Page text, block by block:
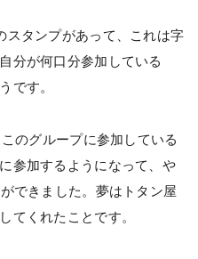
タンプがあって、これは字
分が何口分参加している
です。
のグループに参加している
参加するようになって、や
できました。夢はトタン屋
てくれたことです。